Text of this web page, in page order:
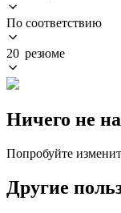
По соответствию
20 резюме
Ничего не
Попробуйте
Другие